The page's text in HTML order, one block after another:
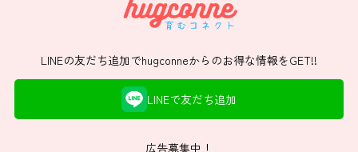
LINEの友だち追加でhugconneからのお得な情報をGET!!
LINEで友だち追加
広告募集中！